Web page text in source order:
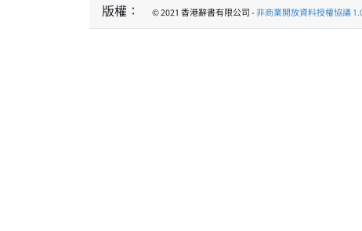
版權： © 2021 香港辭書有限公司 -非商業開放資料授權協議